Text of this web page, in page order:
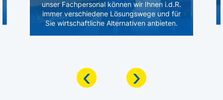
unser Fachpersonal können wir Ihnen i.d.R.
immer verschiedene Lösungswege und für
Sie wirtschaftliche Alternativen anbieten.
‹ ›